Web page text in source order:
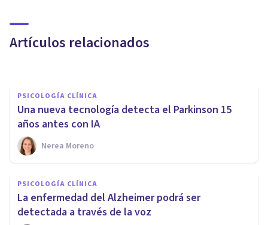
Artículos relacionados
cuál es su objeto de estudio?
PSICOLOGÍA CLÍNICA
Una nueva tecnología detecta el Parkinson 15
años antes con IA
Nerea Moreno
PSICOLOGÍA CLÍNICA
La enfermedad del Alzheimer podrá ser
detectada a través de la voz
PSICOLOGÍA CLÍNICA
Un tipo de Ejercicio Físico
ayuda a prevenir el Alzheimer,
según un estudio